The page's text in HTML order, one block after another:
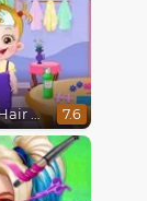
Baby Hazel Hair Care 7.6